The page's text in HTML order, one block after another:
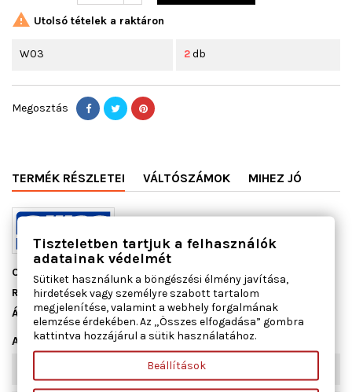
 Utolsó tételek a raktáron
W03 2db
Megosztás
TERMÉK RÉSZLETEI VÁLTÓSZÁMOK MIHEZ JÓ
Cikkszám
13110300
Raktáron2 db
ÁllapotÚj
Adatlap
90
Tiszteletben tartjuk a felhasználók
adatainak védelmét
Sütiket használunk a böngészési élmény javítása,
hirdetések vagy személyre szabott tartalom
megjelenítése, valamint a webhely forgalmának
elemzése érdekében. Az „Összes elfogadása” gombra
kattintva hozzájárul a sütik használatához.
Beállítások